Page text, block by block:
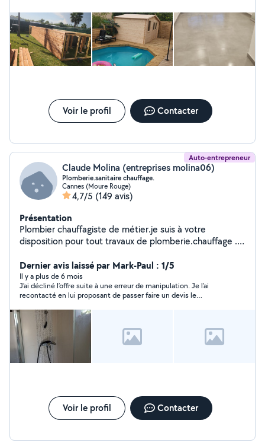
Voir le profil Contacter
Auto-entrepreneur
Claude Molina (entreprises molina06)
Plomberie.sanitaire chauffage.
Cannes (Moure Rouge)
4,7/5 (149 avis)
Présentation
Plombier chauffagiste de métier.je suis à votre
disposition pour tout travaux de plomberie.chauffage .je
votre confiance travaux soigner et garantie et avec le
sourire a bientôt
Dernier avis laissé par Mark-Paul : 1/5
Il y a plus de 6 mois
J’ai décliné l’offre suite à une erreur de manipulation. Je l’ai
recontacté en lui proposant de passer faire un devis le
Voir le profil Contacter